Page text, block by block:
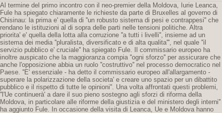
Al termine del primo incontro con il neo-premier della Moldova, Iurie Leanca,
Fule ha spiegato chiaramente le richieste da parte di Bruxelles al governo di
Chisinau: la prima e' quella di ''un robusto sistema di pesi e contrappesi'' che
rendano le istituzioni al di sopra delle parti nelle tensioni politiche. Altra
priorita' e' quella della lotta alla corruzione ''a tutti i livelli'', insieme ad un
sistema dei media ''pluralista, diversificato e di alta qualita''', nel quale ''il
servizio pubblico e' cruciale'' ha spiegato Fule. Il commissario europeo ha
inoltre auspicato che la maggioranza compia ''ogni sforzo'' per assicurare che
anche l'opposizione abbia un ruolo ''costruttivo'' nel processo democratico nel
Paese. ''E' essenziale - ha detto il commissario europeo all'allargamento -
superare la polarizzazione della societa' e creare uno spazio per un dibattito
pubblico e il rispetto di tutte le opinioni''. Una volta affrontati questi problemi,
''l'Ue continuerà' a dare il suo pieno sostegno agli sforzi di riforma della
Moldova, in particolare alle riforme della giustizia e del ministero degli interni''
ha aggiunto Fule. In occasione della visita di Leanca, Ue e Moldova hanno